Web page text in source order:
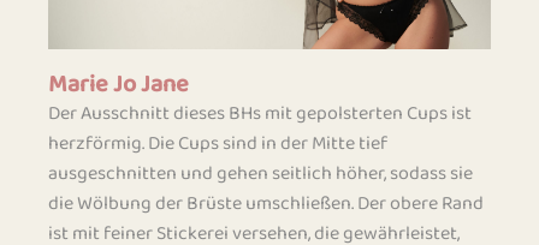
Marie Jo Jane
Der Ausschnitt dieses BHs mit gepolsterten Cups ist
herzförmig. Die Cups sind in der Mitte tief
ausgeschnitten und gehen seitlich höher, sodass sie
die Wölbung der Brüste umschließen. Der obere Rand
ist mit feiner Stickerei versehen, die gewährleistet,